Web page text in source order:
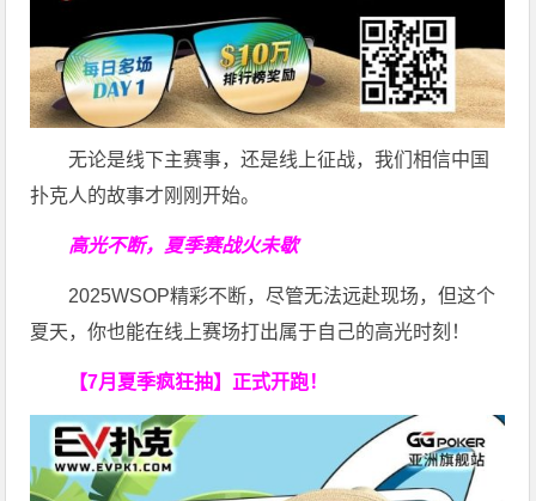
无论是线下主赛事，还是线上征战，我们相信中国
扑克人的故事才刚刚开始。
高光不断，夏季赛战火未歇
2025WSOP精彩不断，尽管无法远赴现场，但这个
夏天，你也能在线上赛场打出属于自己的高光时刻！
【7月夏季疯狂抽】正式开跑！